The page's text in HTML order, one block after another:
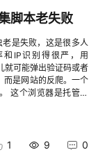
脚本老失败
是失败，这是很多人
IP识别得很严，用
可能弹出验证码或者
格元素的逻辑，而IP
台创建采集任务，选
1 9 0